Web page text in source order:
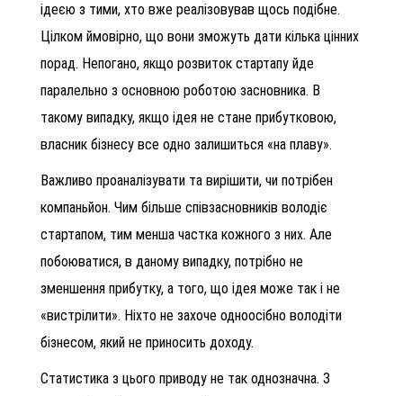
ідеєю з тими, хто вже реалізовував щось подібне.
Цілком ймовірно, що вони зможуть дати кілька цінних
порад. Непогано, якщо розвиток стартапу йде
паралельно з основною роботою засновника. В
такому випадку, якщо ідея не стане прибутковою,
власник бізнесу все одно залишиться «на плаву».
Важливо проаналізувати та вирішити, чи потрібен
компаньйон. Чим більше співзасновників володіє
стартапом, тим менша частка кожного з них. Але
побоюватися, в даному випадку, потрібно не
зменшення прибутку, а того, що ідея може так і не
«вистрілити». Ніхто не захоче одноосібно володіти
бізнесом, який не приносить доходу.
Статистика з цього приводу не так однозначна. З